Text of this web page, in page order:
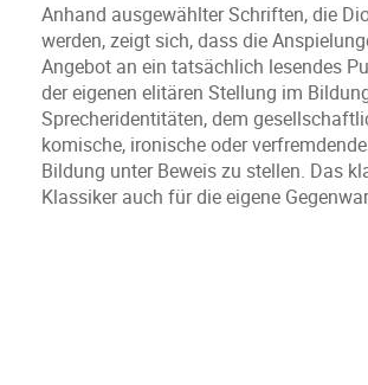
Anhand ausgewählter Schriften, die
werden, zeigt sich, dass die
Angebot an ein tatsächlich lesendes
der eigenen elitären Stellung im
Sprecheridentitäten, dem
komische, ironische oder
Bildung unter Beweis zu stellen. Das
Klassiker auch für die eigene